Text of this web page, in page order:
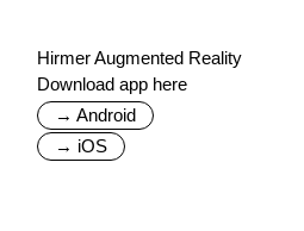
Hirmer Augmented Reality
Download app here
→ Android
→ iOS